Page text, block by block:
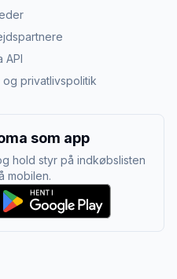
API
privatlivspolitik
som app
hold styr på indkøbslisten
mobilen.